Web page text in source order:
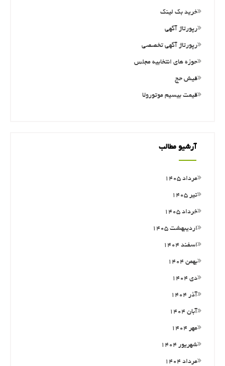
خرید بک لینک
رپورتاژ آگهی
رپورتاژ آگهی تخصصی
حوزه های انتخابیه مجلس
فیش حج
قیمت بیسیم موتورولا
آرشیو مطالب
مرداد ۱۴۰۵
تیر ۱۴۰۵
خرداد ۱۴۰۵
اردیبهشت ۱۴۰۵
اسفند ۱۴۰۴
بهمن ۱۴۰۴
دی ۱۴۰۴
آذر ۱۴۰۴
آبان ۱۴۰۴
مهر ۱۴۰۴
شهریور ۱۴۰۴
مرداد ۱۴۰۴